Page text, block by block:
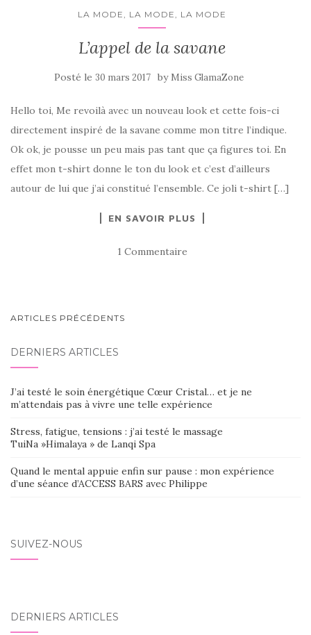
LA MODE, LA MODE, LA MODE
L’appel de la savane
Posté le 30 mars 2017 by Miss GlamaZone
Hello toi, Me revoilà avec un nouveau look et cette fois-ci
directement inspiré de la savane comme mon titre l’indique.
Ok ok, je pousse un peu mais pas tant que ça figures toi. En
effet mon t-shirt donne le ton du look et c’est d’ailleurs
autour de lui que j’ai constitué l’ensemble. Ce joli t-shirt […]
EN SAVOIR PLUS
1 Commentaire
NAVIGATION
SEIN
DES
ARTICLES
ARTICLES PRÉCÉDENTS
DERNIERS ARTICLES
J’ai testé le soin énergétique Cœur Cristal… et je ne
m’attendais pas à vivre une telle expérience
Stress, fatigue, tensions : j’ai testé le massage
TuiNa »Himalaya » de Lanqi Spa
Quand le mental appuie enfin sur pause : mon expérience
d’une séance d’ACCESS BARS avec Philippe
SUIVEZ-NOUS
DERNIERS ARTICLES